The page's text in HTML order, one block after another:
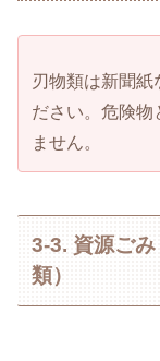
刃物類は新聞紙
ださい。危険物
ません。
3-3. 資源ご
類）